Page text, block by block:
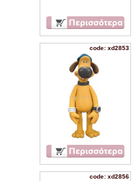
code: xd2853
code: xd2856